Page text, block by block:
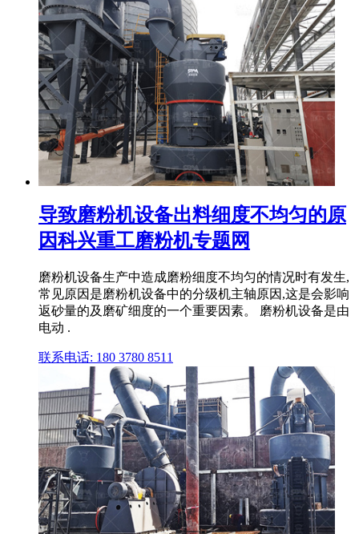
导致磨粉机设备出料细度不均匀的原
因科兴重工磨粉机专题网
磨粉机设备生产中造成磨粉细度不均匀的情况时有发生,
常见原因是磨粉机设备中的分级机主轴原因,这是会影响
返砂量的及磨矿细度的一个重要因素。 磨粉机设备是由
电动 .
联系电话: 180 3780 8511